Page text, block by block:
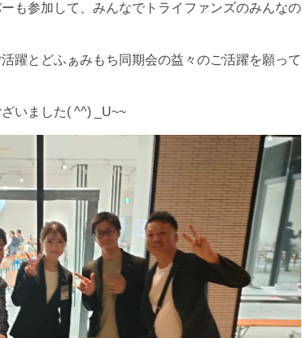
も参加して、みんなでトライファンズのみんなの
躍とどふぁみもち同期会の益々のご活躍を願って
いました( ^^) _U~~